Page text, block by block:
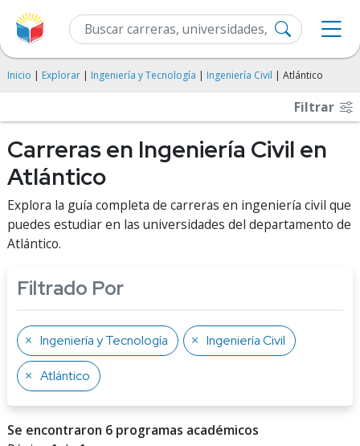
Inicio | Explorar | Ingeniería y Tecnología | Ingeniería Civil | Atlántico
Filtrar
Carreras en Ingeniería Civil en
Atlántico
Explora la guía completa de carreras en ingeniería civil que
puedes estudiar en las universidades del departamento de
Atlántico.
Filtrado Por
Ingeniería y Tecnología Ingeniería Civil
Atlántico
Se encontraron 6 programas académicos